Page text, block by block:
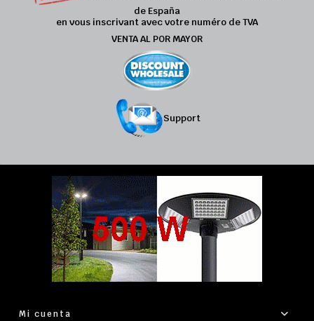
de España
en vous inscrivant avec votre numéro de TVA
VENTA AL POR MAYOR
Support
Mi cuenta